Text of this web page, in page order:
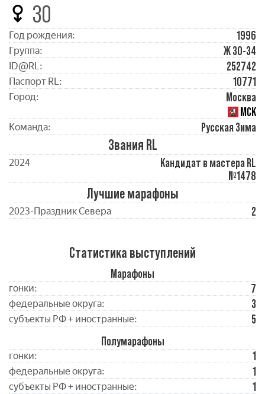
30
Год рождения: 1996
Группа: Ж 30-34
ID@RL: 252742
Паспорт RL: 10771
Город:
Москва
МСК
Команда: Русская Зима
Звания RL
2024
Кандидат в мастера RL
№1478
Лучшие марафоны
2023-Праздник Севера 2
Статистика выступлений
Марафоны
гонки: 7
федеральные округа: 3
субъекты РФ + иностранные:
5
Полумарафоны
гонки: 1
федеральные округа: 1
субъекты РФ + иностранные: 1